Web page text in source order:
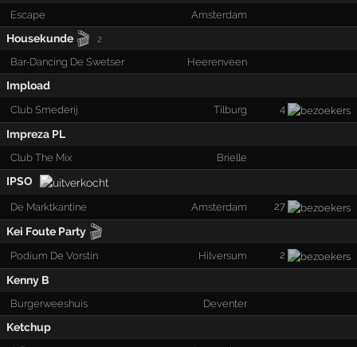
Escape Amsterdam
Housekunde 🎬 2
Bar-Dancing De Swetser Heerenveen
Impload
Club Smederij Tilburg 4
Impreza PL
Club The Mix Brielle
IPSO
De Marktkantine Amsterdam 27
Kei Foute Party 🎬
Podium De Vorstin Hilversum 2
Kenny B
Burgerweeshuis Deventer
Ketchup